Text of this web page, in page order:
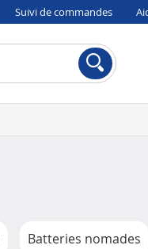
Suivi de commandes
Batteries nomades